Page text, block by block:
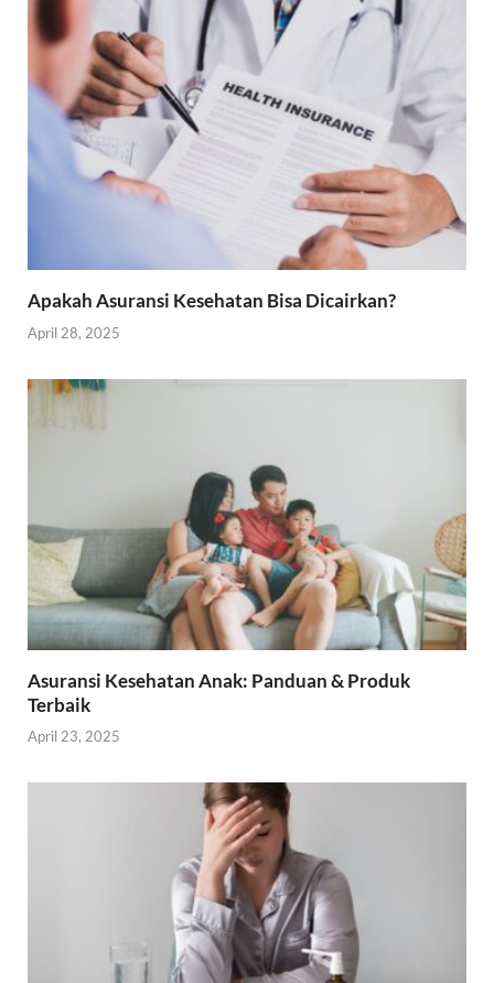
Apakah Asuransi Kesehatan Bisa Dicairkan?
April 28, 2025
Asuransi Kesehatan Anak: Panduan & Produk
Terbaik
April 23, 2025